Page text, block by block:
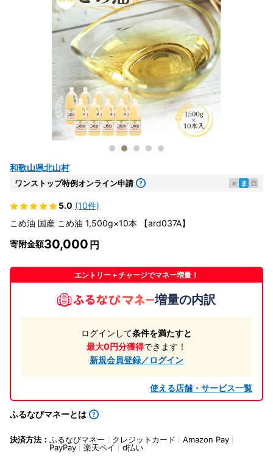
和歌山県北山村
ワンストップ特例オンライン申請 e ま 自
5.0 (10件)
こめ油 国産 こめ油 1,500g×10本 【ard037A】
寄附金額30,000
エントリー＋チャージでマネー増量！
増量の内訳
ログインして条件を満たすと
最大0円分獲得できます！
新規会員登録／ログイン
使える店舗・サービス一覧
ふるなびマネーとは
決済方法： ふるなびマネー クレジットカード
Amazon Pay
PayPay
楽天ペイ d払い